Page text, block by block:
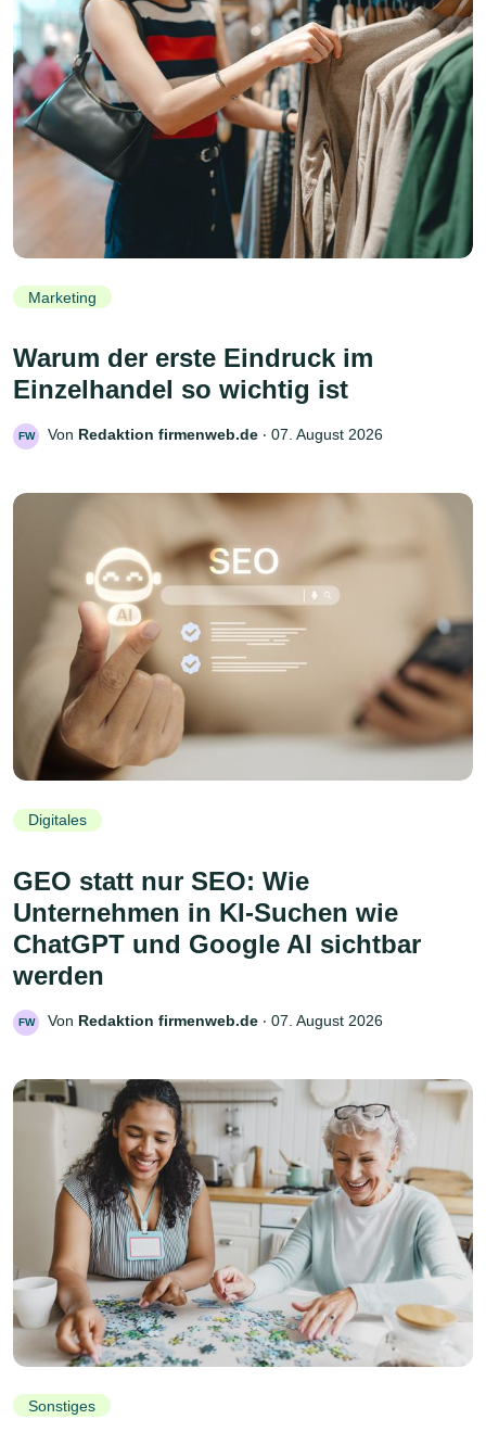
Marketing
Warum der erste Eindruck im
Einzelhandel so wichtig ist
FW Von Redaktion firmenweb.de ‧ 07. August 2026
Digitales
GEO statt nur SEO: Wie
Unternehmen in KI-Suchen wie
ChatGPT und Google AI sichtbar
werden
FW Von Redaktion firmenweb.de ‧ 07. August 2026
Sonstiges